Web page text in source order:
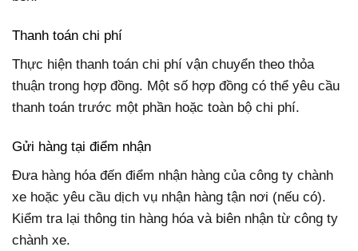
Thanh toán chi phí
Thực hiện thanh toán chi phí vận chuyển theo thỏa
thuận trong hợp đồng. Một số hợp đồng có thể yêu cầu
thanh toán trước một phần hoặc toàn bộ chi phí.
Gửi hàng tại điểm nhận
Đưa hàng hóa đến điểm nhận hàng của công ty chành
xe hoặc yêu cầu dịch vụ nhận hàng tận nơi (nếu có).
Kiểm tra lại thông tin hàng hóa và biên nhận từ công ty
chành xe.